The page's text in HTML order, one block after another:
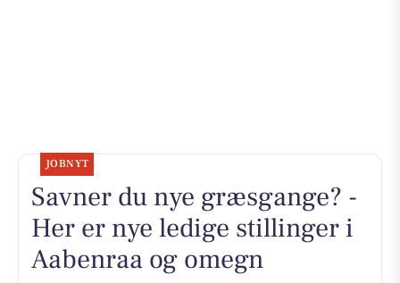
JOBNYT
Savner du nye græsgange? -
Her er nye ledige stillinger i
Aabenraa og omegn